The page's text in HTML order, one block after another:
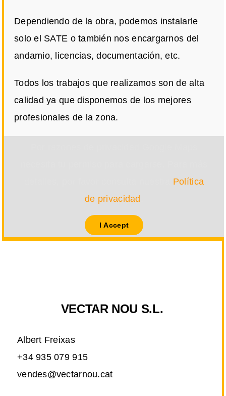
Dependiendo de la obra, podemos instalarle
solo el SATE o también nos encargarnos del
andamio, licencias, documentación, etc.
Todos los trabajos que realizamos son de alta
calidad ya que disponemos de los mejores
profesionales de la zona.
Política
de privacidad
I Accept
VECTAR NOU S.L.
Albert Freixas
+34 935 079 915
vendes@vectarnou.cat